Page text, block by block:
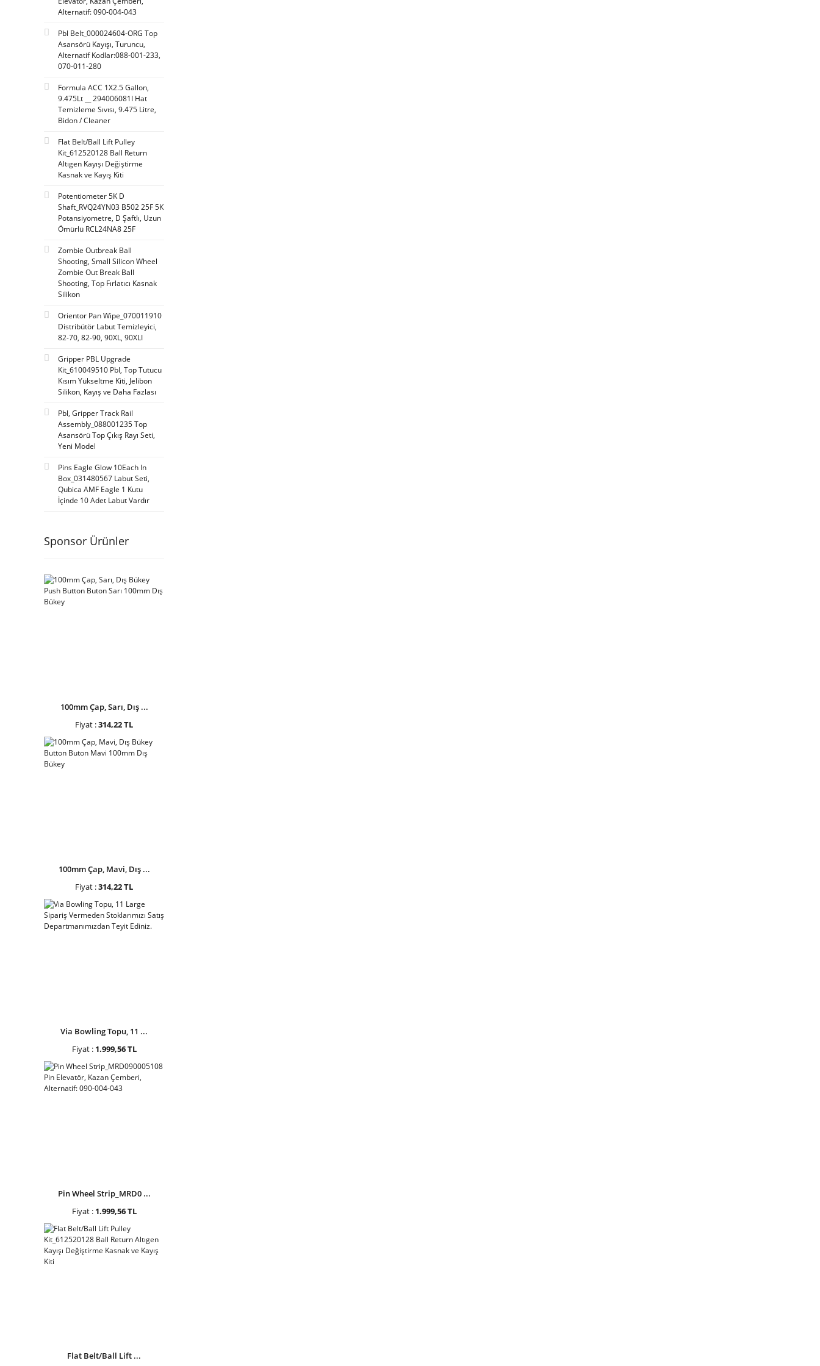
Bobs Space Racers (35)
Feiloli (35)
Flying Animation (29)
Jennison Games (29)
Max Game (28)
Sam Leisure (25)
Saint-Fun (20)
Taiwan (20)
Meridyen (17)
Yda Games (17)
Mean Well (15)
Epark (13)
Kalkomat (12)
Team Play (11)
Coastal Amusement (10)
Nitto Fun (9)
Italy (8)
Cogan (7)
Hp (5)
Korea (5)
Elmac (3)
Qubica AMF (3)
Suzo Happ (2)
Hua Tai Bai Shun (1)
IE Park (1)
Alternatif: 090-004-043
Pbl Belt_000024604-ORG Top
Asansörü Kayışı, Turuncu,
Alternatif Kodlar:088-001-233,
070-011-280
Formula ACC 1X2.5 Gallon,
9.475Lt __ 294006081I Hat
Temizleme Sıvısı, 9.475 Litre,
Bidon / Cleaner
Flat Belt/Ball Lift Pulley
Kit_612520128 Ball Return
Altıgen Kayışı Değiştirme
Kasnak ve Kayış Kiti
Potentiometer 5K D
Shaft_RVQ24YN03 B502 25F 5K
Potansiyometre, D Şaftlı, Uzun
Ömürlü RCL24NA8 25F
Zombie Outbreak Ball
Shooting, Small Silicon Wheel
Zombie Out Break Ball
Shooting, Top Fırlatıcı Kasnak
Silikon
Orientor Pan Wipe_070011910
Distribütör Labut Temizleyici,
82-70, 82-90, 90XL, 90XLI
Gripper PBL Upgrade
Kit_610049510 Pbl, Top Tutucu
Kısım Yükseltme Kiti, Jelibon
Silikon, Kayış ve Daha Fazlası
Pbl, Gripper Track Rail
Assembly_088001235 Top
Asansörü Top Çıkış Rayı Seti,
Yeni Model
Pins Eagle Glow 10Each In
Box_031480567 Labut Seti,
Qubica AMF Eagle 1 Kutu
İçinde 10 Adet Labut Vardır
Sponsor Ürünler
100mm Çap, Sarı, Dış ...
Fiyat :314,22 TL
100mm Çap, Mavi, Dış ...
Fiyat :314,22 TL
Via Bowling Topu, 11 ...
Fiyat : 1.999,56 TL
Pin Wheel Strip_MRD0 ...
Fiyat : 1.999,56 TL
Flat Belt/Ball Lift ...